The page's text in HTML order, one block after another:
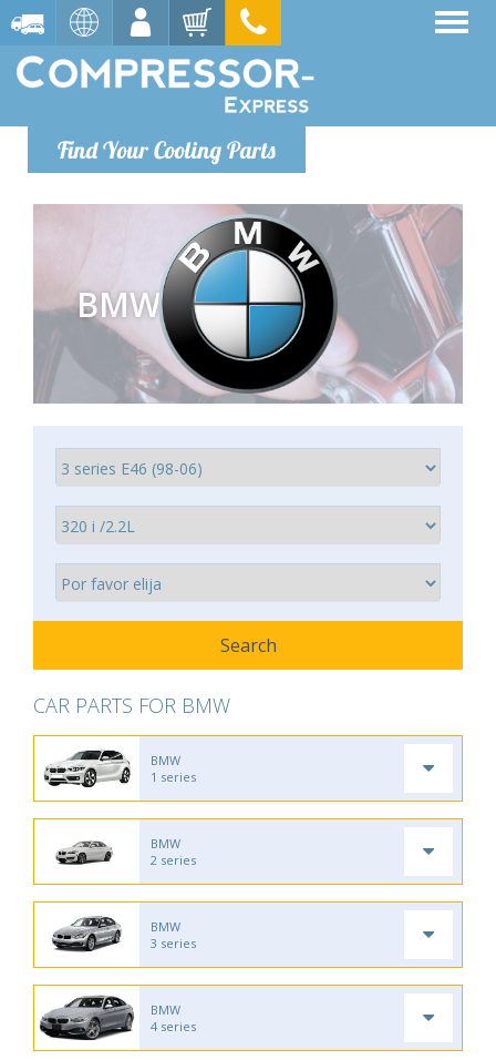
Find Your Cooling Parts
BMW
CAR PARTS FOR BMW
BMW
1 series
BMW
2 series
BMW
3 series
BMW
4 series